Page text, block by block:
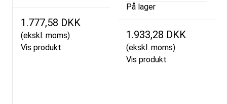
1.777,58 DKK
(ekskl. moms)
Vis produkt
På lager
1.933,28 DKK
(ekskl. moms)
Vis produkt